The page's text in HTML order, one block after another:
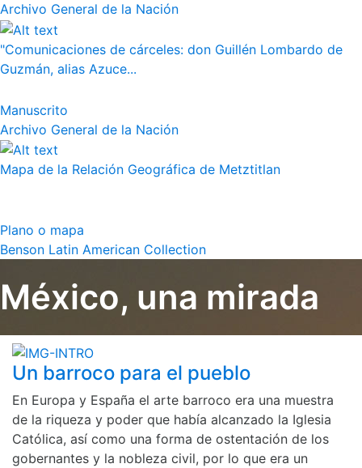
Archivo General de la Nación
"Comunicaciones de cárceles: don Guillén Lombardo de
Guzmán, alias Azuce...
Manuscrito
Archivo General de la Nación
Mapa de la Relación Geográfica de Metztitlan
Plano o mapa
Benson Latin American Collection
México, una mirada
Un barroco para el pueblo
En Europa y España el arte barroco era una muestra
de la riqueza y poder que había alcanzado la Iglesia
Católica, así como una forma de ostentación de los
gobernantes y la nobleza civil, por lo que era un